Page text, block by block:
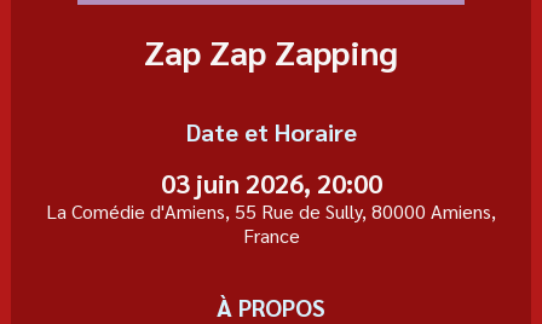
Zap Zap Zapping
Date et Horaire
03 juin 2026, 20:00
La Comédie d'Amiens, 55 Rue de Sully, 80000 Amiens,
France
À PROPOS